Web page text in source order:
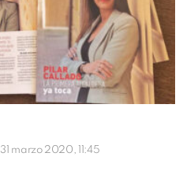
31 marzo 2020, 11:45